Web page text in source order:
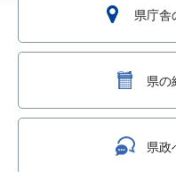
県庁舎
県の
県政